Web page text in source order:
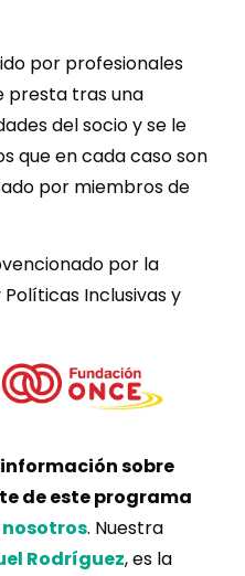
por profesionales
presta tras una
del socio y se le
que en cada caso son
por miembros de
por la
Inclusivas y
sobre
de este programa
. Nuestra
Rodríguez, es la